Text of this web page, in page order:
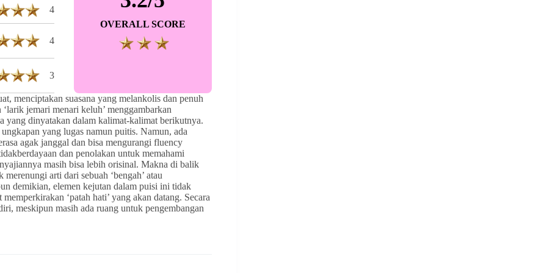
4
4
3
OVERALL SCORE
menciptakan suasana yang melankolis dan penuh
jemari menari keluh’ menggambarkan
yang dinyatakan dalam kalimat-kalimat berikutnya.
yang lugas namun puitis. Namun, ada
agak janggal dan bisa mengurangi fluency
dan penolakan untuk memahami
masih bisa lebih orisinal. Makna di balik
arti dari sebuah ‘bengah’ atau
demikian, elemen kejutan dalam puisi ini tidak
‘patah hati’ yang akan datang. Secara
meskipun masih ada ruang untuk pengembangan